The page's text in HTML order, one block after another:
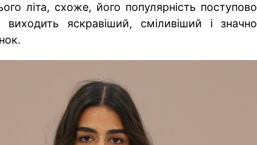
літа, схоже, його популярність поступово
виходить яскравіший, сміливіший і значно